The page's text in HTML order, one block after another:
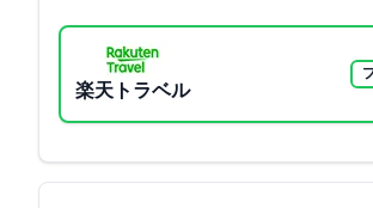
楽天トラベル